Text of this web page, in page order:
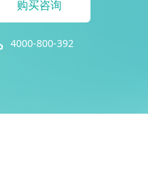
购买咨询
4000-800-392